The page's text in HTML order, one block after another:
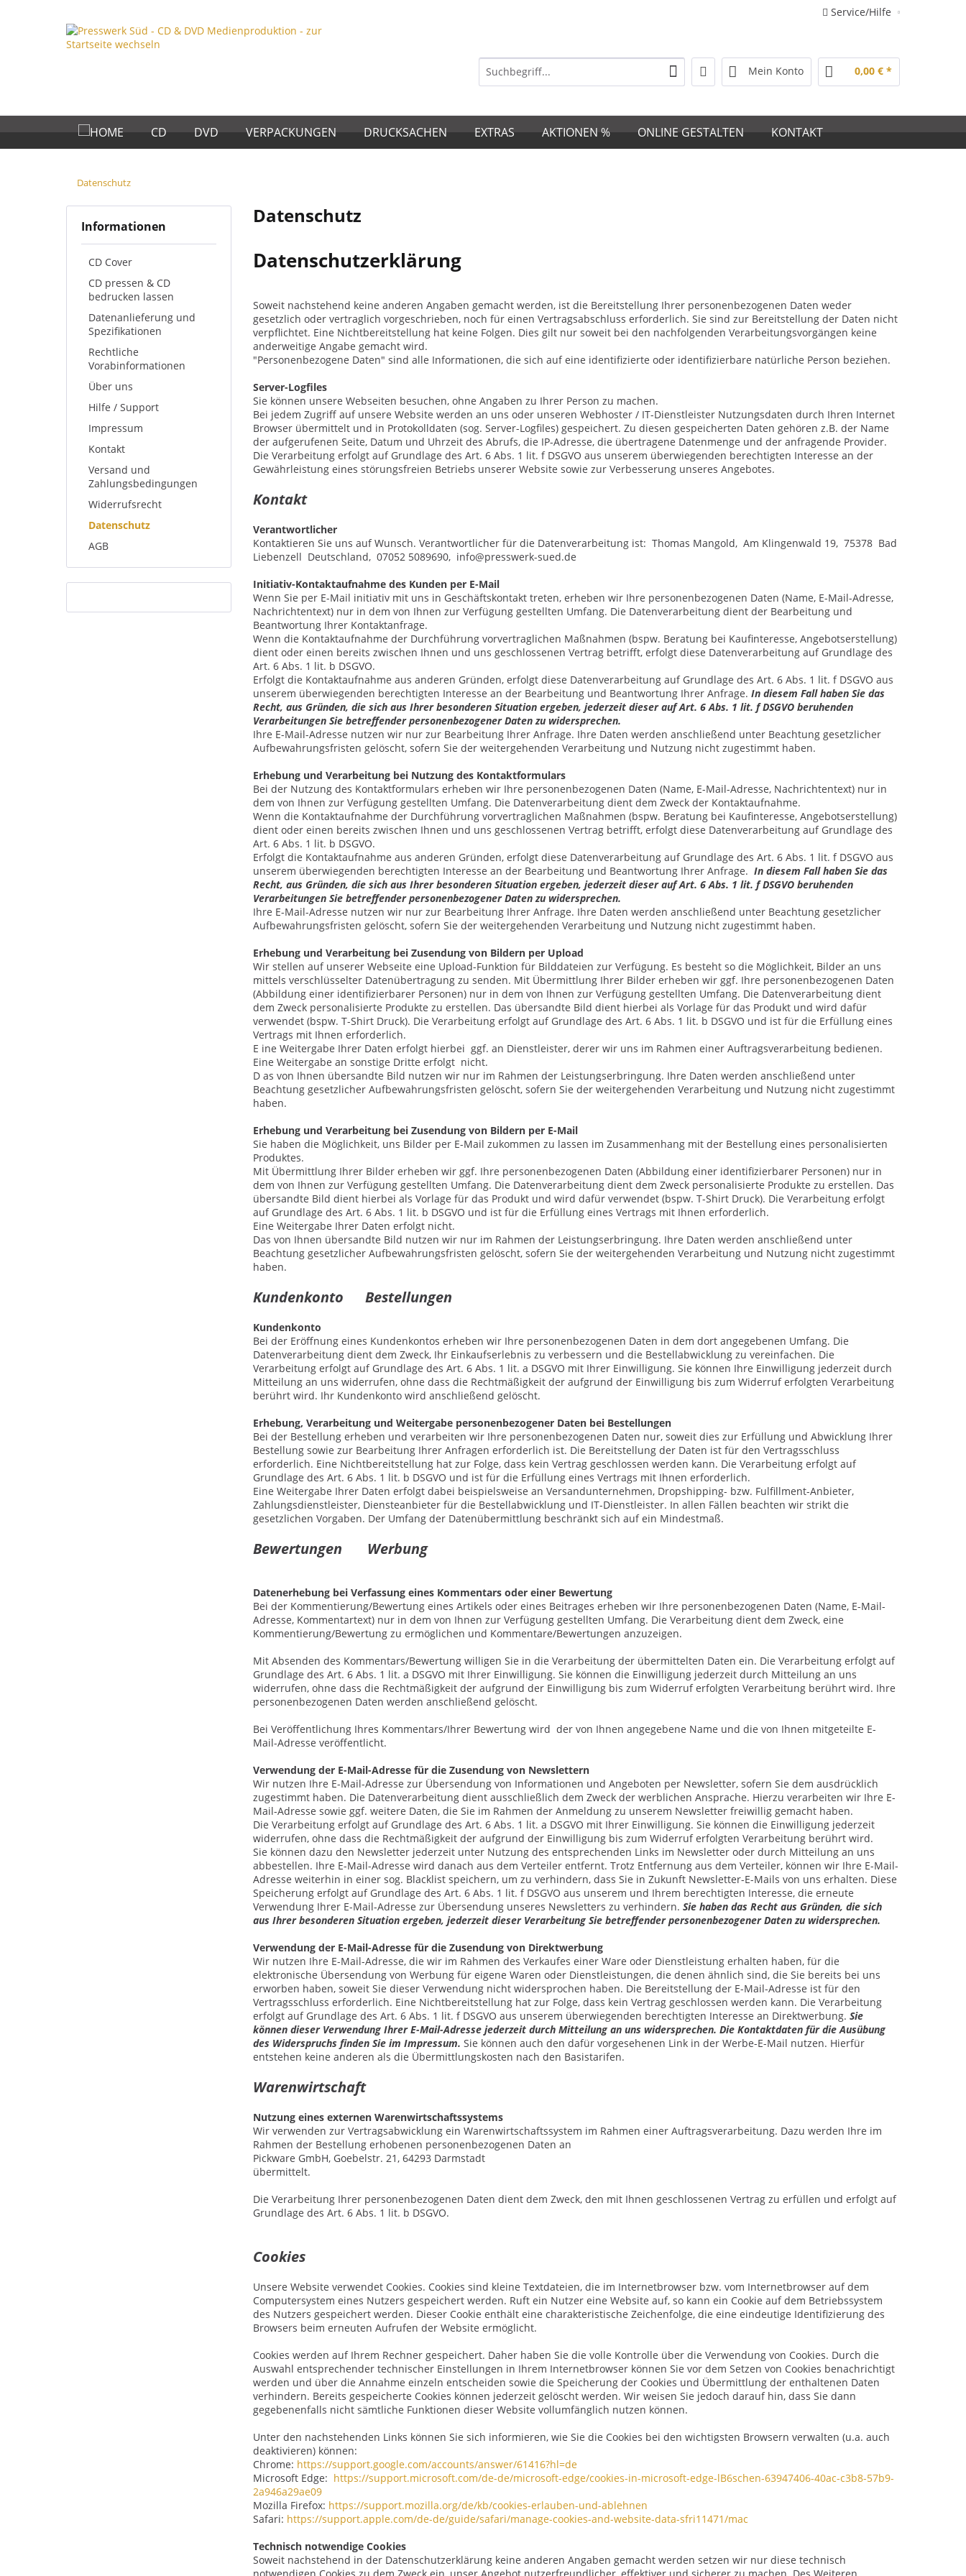
Service/Hilfe
Mein Konto 0,00 € *
CD DVD VERPACKUNGEN DRUCKSACHEN EXTRAS AKTIONEN % ONLINE GESTALTEN KONTAKT
Datenschutz
Informationen
CD Cover
CD pressen & CD
bedrucken lassen
Datenanlieferung und
Spezifikationen
Rechtliche
Vorabinformationen
Über uns
Hilfe / Support
Impressum
Kontakt
Versand und
Zahlungsbedingungen
Widerrufsrecht
Datenschutz
AGB
Datenschutz
Datenschutzerklärung
Soweit nachstehend keine anderen Angaben gemacht werden, ist die Bereitstellung Ihrer personenbezogenen Daten weder
gesetzlich oder vertraglich vorgeschrieben, noch für einen Vertragsabschluss erforderlich. Sie sind zur Bereitstellung der Daten nicht
verpflichtet. Eine Nichtbereitstellung hat keine Folgen. Dies gilt nur soweit bei den nachfolgenden Verarbeitungsvorgängen keine
anderweitige Angabe gemacht wird.
"Personenbezogene Daten" sind alle Informationen, die sich auf eine identifizierte oder identifizierbare natürliche Person beziehen.
Server-Logfiles
Sie können unsere Webseiten besuchen, ohne Angaben zu Ihrer Person zu machen.
Bei jedem Zugriff auf unsere Website werden an uns oder unseren Webhoster / IT-Dienstleister Nutzungsdaten durch Ihren Internet
Browser übermittelt und in Protokolldaten (sog. Server-Logfiles) gespeichert. Zu diesen gespeicherten Daten gehören z.B. der Name
der aufgerufenen Seite, Datum und Uhrzeit des Abrufs, die IP-Adresse, die übertragene Datenmenge und der anfragende Provider.
Die Verarbeitung erfolgt auf Grundlage des Art. 6 Abs. 1 lit. f DSGVO aus unserem überwiegenden berechtigten Interesse an der
Gewährleistung eines störungsfreien Betriebs unserer Website sowie zur Verbesserung unseres Angebotes.
Kontakt
Verantwortlicher
Kontaktieren Sie uns auf Wunsch. Verantwortlicher für die Datenverarbeitung ist: Thomas Mangold, Am Klingenwald 19, 75378 Bad
Liebenzell Deutschland, 07052 5089690, info@presswerk-sued.de
Initiativ-Kontaktaufnahme des Kunden per E-Mail
Wenn Sie per E-Mail initiativ mit uns in Geschäftskontakt treten, erheben wir Ihre personenbezogenen Daten (Name, E-Mail-Adresse,
Nachrichtentext) nur in dem von Ihnen zur Verfügung gestellten Umfang. Die Datenverarbeitung dient der Bearbeitung und
Beantwortung Ihrer Kontaktanfrage.
Wenn die Kontaktaufnahme der Durchführung vorvertraglichen Maßnahmen (bspw. Beratung bei Kaufinteresse, Angebotserstellung)
dient oder einen bereits zwischen Ihnen und uns geschlossenen Vertrag betrifft, erfolgt diese Datenverarbeitung auf Grundlage des
Art. 6 Abs. 1 lit. b DSGVO.
Erfolgt die Kontaktaufnahme aus anderen Gründen, erfolgt diese Datenverarbeitung auf Grundlage des Art. 6 Abs. 1 lit. f DSGVO aus
unserem überwiegenden berechtigten Interesse an der Bearbeitung und Beantwortung Ihrer Anfrage. In diesem Fall haben Sie das
Recht, aus Gründen, die sich aus Ihrer besonderen Situation ergeben, jederzeit dieser auf Art. 6 Abs. 1 lit. f DSGVO beruhenden
Verarbeitungen Sie betreffender personenbezogener Daten zu widersprechen.
Ihre E-Mail-Adresse nutzen wir nur zur Bearbeitung Ihrer Anfrage. Ihre Daten werden anschließend unter Beachtung gesetzlicher
Aufbewahrungsfristen gelöscht, sofern Sie der weitergehenden Verarbeitung und Nutzung nicht zugestimmt haben.
Erhebung und Verarbeitung bei Nutzung des Kontaktformulars
Bei der Nutzung des Kontaktformulars erheben wir Ihre personenbezogenen Daten (Name, E-Mail-Adresse, Nachrichtentext) nur in
dem von Ihnen zur Verfügung gestellten Umfang. Die Datenverarbeitung dient dem Zweck der Kontaktaufnahme.
Wenn die Kontaktaufnahme der Durchführung vorvertraglichen Maßnahmen (bspw. Beratung bei Kaufinteresse, Angebotserstellung)
dient oder einen bereits zwischen Ihnen und uns geschlossenen Vertrag betrifft, erfolgt diese Datenverarbeitung auf Grundlage des
Art. 6 Abs. 1 lit. b DSGVO.
Erfolgt die Kontaktaufnahme aus anderen Gründen, erfolgt diese Datenverarbeitung auf Grundlage des Art. 6 Abs. 1 lit. f DSGVO aus
unserem überwiegenden berechtigten Interesse an der Bearbeitung und Beantwortung Ihrer Anfrage. In diesem Fall haben Sie das
Recht, aus Gründen, die sich aus Ihrer besonderen Situation ergeben, jederzeit dieser auf Art. 6 Abs. 1 lit. f DSGVO beruhenden
Verarbeitungen Sie betreffender personenbezogener Daten zu widersprechen.
Ihre E-Mail-Adresse nutzen wir nur zur Bearbeitung Ihrer Anfrage. Ihre Daten werden anschließend unter Beachtung gesetzlicher
Aufbewahrungsfristen gelöscht, sofern Sie der weitergehenden Verarbeitung und Nutzung nicht zugestimmt haben.
Erhebung und Verarbeitung bei Zusendung von Bildern per Upload
Wir stellen auf unserer Webseite eine Upload-Funktion für Bilddateien zur Verfügung. Es besteht so die Möglichkeit, Bilder an uns
mittels verschlüsselter Datenübertragung zu senden. Mit Übermittlung Ihrer Bilder erheben wir ggf. Ihre personenbezogenen Daten
(Abbildung einer identifizierbarer Personen) nur in dem von Ihnen zur Verfügung gestellten Umfang. Die Datenverarbeitung dient
dem Zweck personalisierte Produkte zu erstellen. Das übersandte Bild dient hierbei als Vorlage für das Produkt und wird dafür
verwendet (bspw. T-Shirt Druck). Die Verarbeitung erfolgt auf Grundlage des Art. 6 Abs. 1 lit. b DSGVO und ist für die Erfüllung eines
Vertrags mit Ihnen erforderlich.
E ine Weitergabe Ihrer Daten erfolgt hierbei ggf. an Dienstleister, derer wir uns im Rahmen einer Auftragsverarbeitung bedienen.
Eine Weitergabe an sonstige Dritte erfolgt nicht.
D as von Ihnen übersandte Bild nutzen wir nur im Rahmen der Leistungserbringung. Ihre Daten werden anschließend unter
Beachtung gesetzlicher Aufbewahrungsfristen gelöscht, sofern Sie der weitergehenden Verarbeitung und Nutzung nicht zugestimmt
haben.
Erhebung und Verarbeitung bei Zusendung von Bildern per E-Mail
Sie haben die Möglichkeit, uns Bilder per E-Mail zukommen zu lassen im Zusammenhang mit der Bestellung eines personalisierten
Produktes.
Mit Übermittlung Ihrer Bilder erheben wir ggf. Ihre personenbezogenen Daten (Abbildung einer identifizierbarer Personen) nur in
dem von Ihnen zur Verfügung gestellten Umfang. Die Datenverarbeitung dient dem Zweck personalisierte Produkte zu erstellen. Das
übersandte Bild dient hierbei als Vorlage für das Produkt und wird dafür verwendet (bspw. T-Shirt Druck). Die Verarbeitung erfolgt
auf Grundlage des Art. 6 Abs. 1 lit. b DSGVO und ist für die Erfüllung eines Vertrags mit Ihnen erforderlich.
Eine Weitergabe Ihrer Daten erfolgt nicht.
Das von Ihnen übersandte Bild nutzen wir nur im Rahmen der Leistungserbringung. Ihre Daten werden anschließend unter
Beachtung gesetzlicher Aufbewahrungsfristen gelöscht, sofern Sie der weitergehenden Verarbeitung und Nutzung nicht zugestimmt
haben.
Kundenkonto Bestellungen
Kundenkonto
Bei der Eröffnung eines Kundenkontos erheben wir Ihre personenbezogenen Daten in dem dort angegebenen Umfang. Die
Datenverarbeitung dient dem Zweck, Ihr Einkaufserlebnis zu verbessern und die Bestellabwicklung zu vereinfachen. Die
Verarbeitung erfolgt auf Grundlage des Art. 6 Abs. 1 lit. a DSGVO mit Ihrer Einwilligung. Sie können Ihre Einwilligung jederzeit durch
Mitteilung an uns widerrufen, ohne dass die Rechtmäßigkeit der aufgrund der Einwilligung bis zum Widerruf erfolgten Verarbeitung
berührt wird. Ihr Kundenkonto wird anschließend gelöscht.
Erhebung, Verarbeitung und Weitergabe personenbezogener Daten bei Bestellungen
Bei der Bestellung erheben und verarbeiten wir Ihre personenbezogenen Daten nur, soweit dies zur Erfüllung und Abwicklung Ihrer
Bestellung sowie zur Bearbeitung Ihrer Anfragen erforderlich ist. Die Bereitstellung der Daten ist für den Vertragsschluss
erforderlich. Eine Nichtbereitstellung hat zur Folge, dass kein Vertrag geschlossen werden kann. Die Verarbeitung erfolgt auf
Grundlage des Art. 6 Abs. 1 lit. b DSGVO und ist für die Erfüllung eines Vertrags mit Ihnen erforderlich.
Eine Weitergabe Ihrer Daten erfolgt dabei beispielsweise an Versandunternehmen, Dropshipping- bzw. Fulfillment-Anbieter,
Zahlungsdienstleister, Diensteanbieter für die Bestellabwicklung und IT-Dienstleister. In allen Fällen beachten wir strikt die
gesetzlichen Vorgaben. Der Umfang der Datenübermittlung beschränkt sich auf ein Mindestmaß.
Bewertungen Werbung
Datenerhebung bei Verfassung eines Kommentars oder einer Bewertung
Bei der Kommentierung/Bewertung eines Artikels oder eines Beitrages erheben wir Ihre personenbezogenen Daten (Name, E-Mail-
Adresse, Kommentartext) nur in dem von Ihnen zur Verfügung gestellten Umfang. Die Verarbeitung dient dem Zweck, eine
Kommentierung/Bewertung zu ermöglichen und Kommentare/Bewertungen anzuzeigen.
Mit Absenden des Kommentars/Bewertung willigen Sie in die Verarbeitung der übermittelten Daten ein. Die Verarbeitung erfolgt auf
Grundlage des Art. 6 Abs. 1 lit. a DSGVO mit Ihrer Einwilligung. Sie können die Einwilligung jederzeit durch Mitteilung an uns
widerrufen, ohne dass die Rechtmäßigkeit der aufgrund der Einwilligung bis zum Widerruf erfolgten Verarbeitung berührt wird. Ihre
personenbezogenen Daten werden anschließend gelöscht.
Bei Veröffentlichung Ihres Kommentars/Ihrer Bewertung wird der von Ihnen angegebene Name und die von Ihnen mitgeteilte E-
Mail-Adresse veröffentlicht.
Verwendung der E-Mail-Adresse für die Zusendung von Newslettern
Wir nutzen Ihre E-Mail-Adresse zur Übersendung von Informationen und Angeboten per Newsletter, sofern Sie dem ausdrücklich
zugestimmt haben. Die Datenverarbeitung dient ausschließlich dem Zweck der werblichen Ansprache. Hierzu verarbeiten wir Ihre E-
Mail-Adresse sowie ggf. weitere Daten, die Sie im Rahmen der Anmeldung zu unserem Newsletter freiwillig gemacht haben.
Die Verarbeitung erfolgt auf Grundlage des Art. 6 Abs. 1 lit. a DSGVO mit Ihrer Einwilligung. Sie können die Einwilligung jederzeit
widerrufen, ohne dass die Rechtmäßigkeit der aufgrund der Einwilligung bis zum Widerruf erfolgten Verarbeitung berührt wird.
Sie können dazu den Newsletter jederzeit unter Nutzung des entsprechenden Links im Newsletter oder durch Mitteilung an uns
abbestellen. Ihre E-Mail-Adresse wird danach aus dem Verteiler entfernt. Trotz Entfernung aus dem Verteiler, können wir Ihre E-Mail-
Adresse weiterhin in einer sog. Blacklist speichern, um zu verhindern, dass Sie in Zukunft Newsletter-E-Mails von uns erhalten. Diese
Speicherung erfolgt auf Grundlage des Art. 6 Abs. 1 lit. f DSGVO aus unserem und Ihrem berechtigten Interesse, die erneute
Verwendung Ihrer E-Mail-Adresse zur Übersendung unseres Newsletters zu verhindern. Sie haben das Recht aus Gründen, die sich
aus Ihrer besonderen Situation ergeben, jederzeit dieser Verarbeitung Sie betreffender personenbezogener Daten zu widersprechen.
Verwendung der E-Mail-Adresse für die Zusendung von Direktwerbung
Wir nutzen Ihre E-Mail-Adresse, die wir im Rahmen des Verkaufes einer Ware oder Dienstleistung erhalten haben, für die
elektronische Übersendung von Werbung für eigene Waren oder Dienstleistungen, die denen ähnlich sind, die Sie bereits bei uns
erworben haben, soweit Sie dieser Verwendung nicht widersprochen haben. Die Bereitstellung der E-Mail-Adresse ist für den
Vertragsschluss erforderlich. Eine Nichtbereitstellung hat zur Folge, dass kein Vertrag geschlossen werden kann. Die Verarbeitung
erfolgt auf Grundlage des Art. 6 Abs. 1 lit. f DSGVO aus unserem überwiegenden berechtigten Interesse an Direktwerbung. Sie
können dieser Verwendung Ihrer E-Mail-Adresse jederzeit durch Mitteilung an uns widersprechen. Die Kontaktdaten für die Ausübung
des Widerspruchs finden Sie im Impressum. Sie können auch den dafür vorgesehenen Link in der Werbe-E-Mail nutzen. Hierfür
entstehen keine anderen als die Übermittlungskosten nach den Basistarifen.
Warenwirtschaft
Nutzung eines externen Warenwirtschaftssystems
Wir verwenden zur Vertragsabwicklung ein Warenwirtschaftssystem im Rahmen einer Auftragsverarbeitung. Dazu werden Ihre im
Rahmen der Bestellung erhobenen personenbezogenen Daten an
Pickware GmbH, Goebelstr. 21, 64293 Darmstadt
übermittelt.
Die Verarbeitung Ihrer personenbezogenen Daten dient dem Zweck, den mit Ihnen geschlossenen Vertrag zu erfüllen und erfolgt auf
Grundlage des Art. 6 Abs. 1 lit. b DSGVO.
Cookies
Unsere Website verwendet Cookies. Cookies sind kleine Textdateien, die im Internetbrowser bzw. vom Internetbrowser auf dem
Computersystem eines Nutzers gespeichert werden. Ruft ein Nutzer eine Website auf, so kann ein Cookie auf dem Betriebssystem
des Nutzers gespeichert werden. Dieser Cookie enthält eine charakteristische Zeichenfolge, die eine eindeutige Identifizierung des
Browsers beim erneuten Aufrufen der Website ermöglicht.
Cookies werden auf Ihrem Rechner gespeichert. Daher haben Sie die volle Kontrolle über die Verwendung von Cookies. Durch die
Auswahl entsprechender technischer Einstellungen in Ihrem Internetbrowser können Sie vor dem Setzen von Cookies benachrichtigt
werden und über die Annahme einzeln entscheiden sowie die Speicherung der Cookies und Übermittlung der enthaltenen Daten
verhindern. Bereits gespeicherte Cookies können jederzeit gelöscht werden. Wir weisen Sie jedoch darauf hin, dass Sie dann
gegebenenfalls nicht sämtliche Funktionen dieser Website vollumfänglich nutzen können.
Unter den nachstehenden Links können Sie sich informieren, wie Sie die Cookies bei den wichtigsten Browsern verwalten (u.a. auch
deaktivieren) können:
Chrome: https://support.google.com/accounts/answer/61416?hl=de
Microsoft Edge: https://support.microsoft.com/de-de/microsoft-edge/cookies-in-microsoft-edge-lB6schen-63947406-40ac-c3b8-57b9-
2a946a29ae09
Mozilla Firefox: https://support.mozilla.org/de/kb/cookies-erlauben-und-ablehnen
Safari: https://support.apple.com/de-de/guide/safari/manage-cookies-and-website-data-sfri11471/mac
Technisch notwendige Cookies
Soweit nachstehend in der Datenschutzerklärung keine anderen Angaben gemacht werden setzen wir nur diese technisch